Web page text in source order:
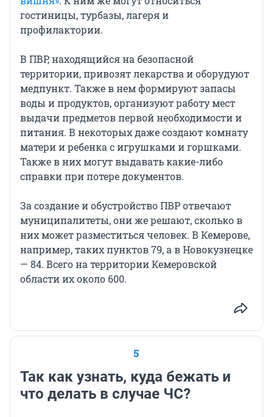
гостиницы, турбазы, лагеря и
профилактории.
В ПВР, находящийся на безопасной
территории, привозят лекарства и оборудуют
медпункт. Также в нем формируют запасы
воды и продуктов, организуют работу мест
выдачи предметов первой необходимости и
питания. В некоторых даже создают комнату
матери и ребенка с игрушками и горшками.
Также в них могут выдавать какие-либо
справки при потере документов.
За создание и обустройство ПВР отвечают
муниципалитеты, они же решают, сколько в
них может разместиться человек. В Кемерове,
например, таких пунктов 79, а в Новокузнецке
— 84. Всего на территории Кемеровской
области их около 600.
5
Так как узнать, куда бежать и
что делать в случае ЧС?